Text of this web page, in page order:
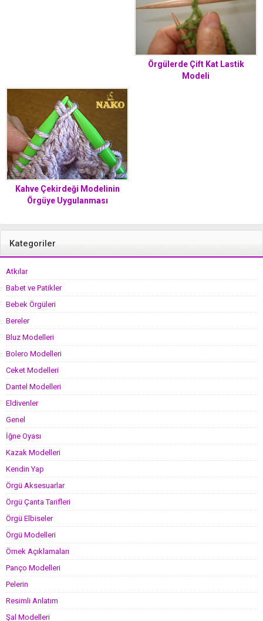
Örgülerde Çift Kat Lastik
Modeli
Kahve Çekirdeği Modelinin
Örgüye Uygulanması
Kategoriler
Atkılar
Babet ve Patikler
Bebek Örgüleri
Bereler
Bluz Modelleri
Bolero Modelleri
Ceket Modelleri
Dantel Modelleri
Eldivenler
Genel
İğne Oyası
Kazak Modelleri
Kendin Yap
Örgü Aksesuarlar
Örgü Çanta Tarifleri
Örgü Elbiseler
Örgü Modelleri
Örnek Açıklamaları
Panço Modelleri
Pelerin
Resimli Anlatım
Şal Modelleri